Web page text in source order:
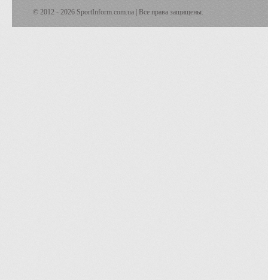
© 2012 - 2026 SportInform.com.ua | Все права защищены.